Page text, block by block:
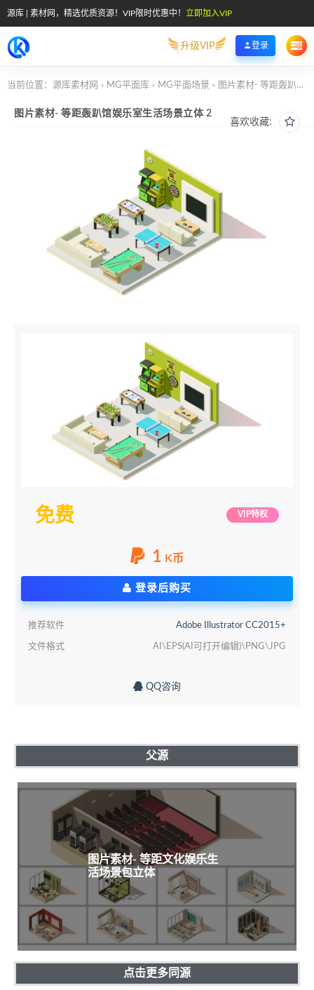
源库 | 素材网，精选优质资源！VIP限时优惠中！ 立即加入VIP
升级VIP 登录
当前位置： 源库素材网 > MG平面库 > MG平面场景 > 图片素材- 等距轰趴馆娱乐室生活场景立体 2
喜欢收藏:
图片素材- 等距轰趴馆娱乐室生活场景立体 2
免费 VIP特权
1 K币
登录后购买
推荐软件 Adobe Illustrator CC2015+
文件格式 AI\EPS(AI可打开编辑)\PNG\JPG
QQ咨询
父源
图片素材- 等距文化娱乐生
活场景包立体
点击更多同源